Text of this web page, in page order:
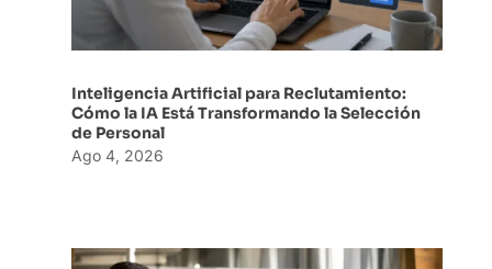
Inteligencia Artificial para Reclutamiento:
Cómo la IA Está Transformando la Selección
de Personal
Ago 4, 2026